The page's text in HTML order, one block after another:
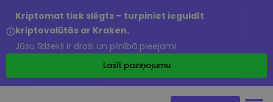
Kriptomat tiek slēgts – turpiniet ieguldīt
kriptovalūtās ar Kraken.
Jūsu līdzekļi ir droši un pilnībā pieejami.
Lasīt paziņojumu